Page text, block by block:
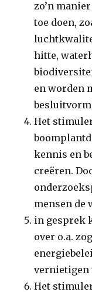
zo’n
toe doen,
hitte,
en worden
Het
kennis en
creëren.
mensen de
in gesprek
over o.a.
vernietigen
Het